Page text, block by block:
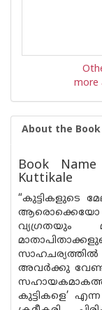
About the Book
Book
Kuttikale
“കുട്ടികളുടെ
വ്യഗ്രതയും
അവർക്കു വേണ്ട
കുട്ടികളെ’